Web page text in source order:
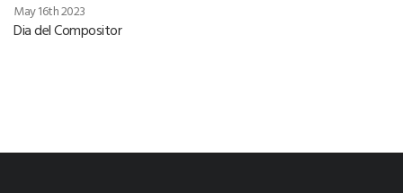
May 16th 2023
Dia del Compositor